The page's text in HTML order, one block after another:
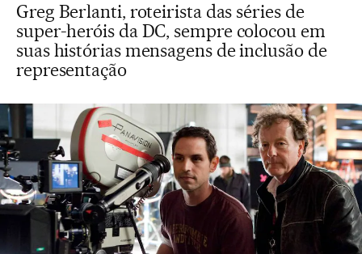
Greg Berlanti, roteirista das séries de
super-heróis da DC, sempre colocou em
suas histórias mensagens de inclusão de
representação